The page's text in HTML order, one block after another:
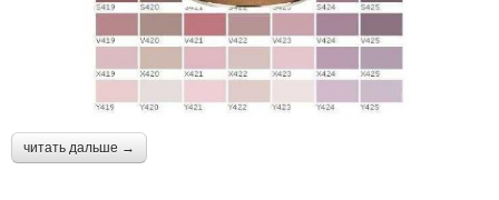
читать дальше →